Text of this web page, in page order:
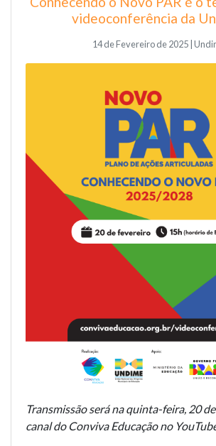
videoconferência da
14 de Fevereiro de 2025 |
Transmissão será na quinta-feira, 20
canal do Conviva Educação no